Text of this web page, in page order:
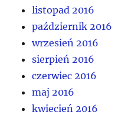
listopad 2016
październik 2016
wrzesień 2016
sierpień 2016
czerwiec 2016
maj 2016
kwiecień 2016